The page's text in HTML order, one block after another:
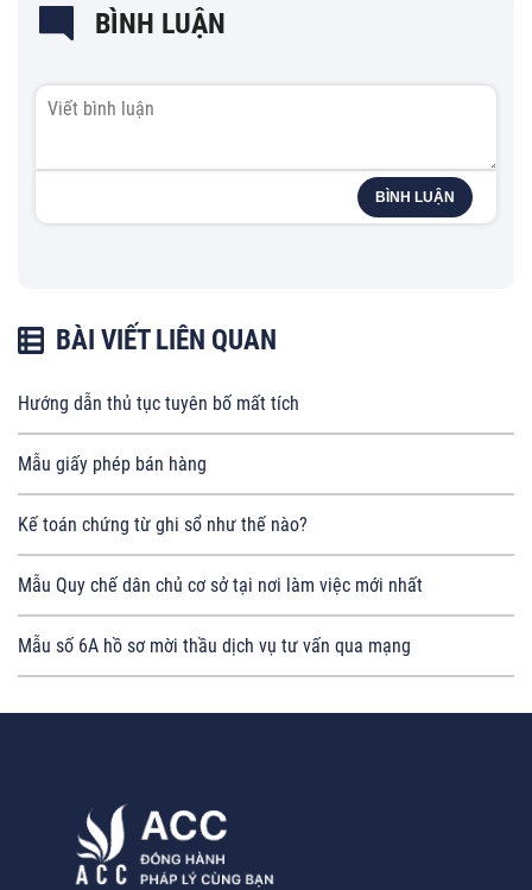
BÌNH LUẬN
BÌNH LUẬN
BÀI VIẾT LIÊN QUAN
Hướng dẫn thủ tục tuyên bố mất tích
Mẫu giấy phép bán hàng
Kế toán chứng từ ghi sổ như thế nào?
Mẫu Quy chế dân chủ cơ sở tại nơi làm việc mới nhất
Mẫu số 6A hồ sơ mời thầu dịch vụ tư vấn qua mạng